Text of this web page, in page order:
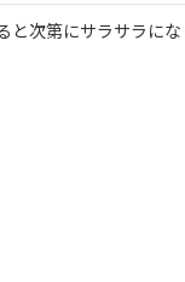
次第にサラサラにな